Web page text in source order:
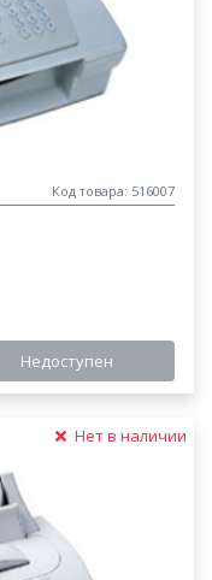
Код товара: 516007
Недоступен
Нет в наличии